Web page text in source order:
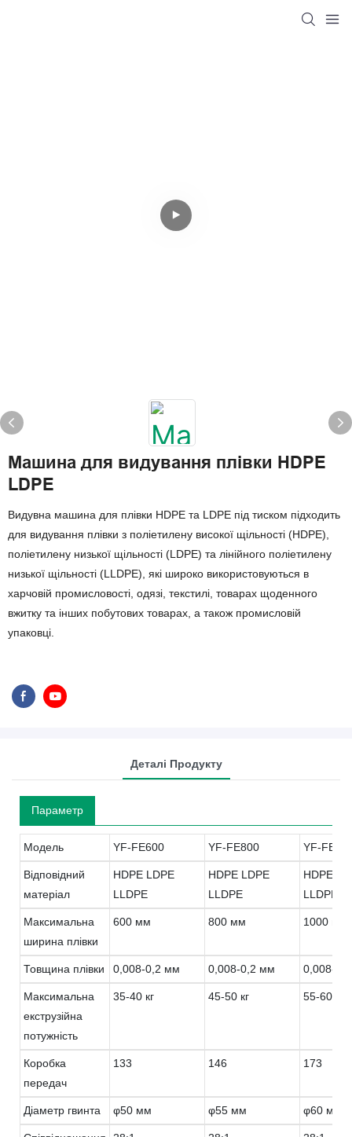
Машина для видування плівки HDPE
LDPE
Видувна машина для плівки HDPE та LDPE під тиском підходить
для видування плівки з поліетилену високої щільності (HDPE),
поліетилену низької щільності (LDPE) та лінійного поліетилену
низької щільності (LLDPE), які широко використовуються в
харчовій промисловості, одязі, текстилі, товарах щоденного
вжитку та інших побутових товарах, а також промисловій
упаковці.
Деталі Продукту
Параметр
Модель YF-FE600 YF-FE800 YF-
Відповідний
матеріал
HDPE LDPE
LLDPE
HDPE LDPE
LLDPE
HDPE
LLDPE
Максимальна
ширина плівки
600 мм 800 мм 1000 мм
Товщина плівки 0,008-0,2 мм 0,008-0,2 мм 0,008-
Максимальна
екструзійна
потужність
35-40 кг 45-50 кг 55-60 кг
Коробка
передач
133 146 173
Діаметр гвинта φ50 мм φ55 мм φ60 мм